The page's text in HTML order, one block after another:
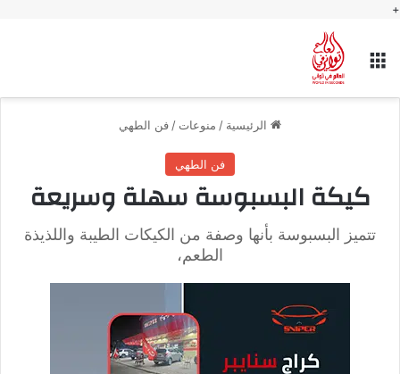
+
القائمة
الرئيسية / منوعات / فن الطهي
فن الطهي
كيكة البسبوسة سهلة وسريعة
تتميز البسبوسة بأنها وصفة من الكيكات الطيبة واللذيذة
الطعم،